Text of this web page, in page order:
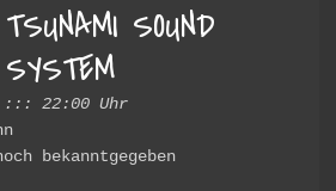
TSUNAMI SOUND
SYSTEM
::: 22:00 Uhr
bekanntgegeben